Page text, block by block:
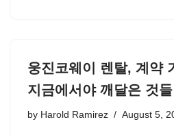
웅진코웨이 렌탈, 계약
지금에서야 깨달은 것들
by Harold Ramirez August 5,